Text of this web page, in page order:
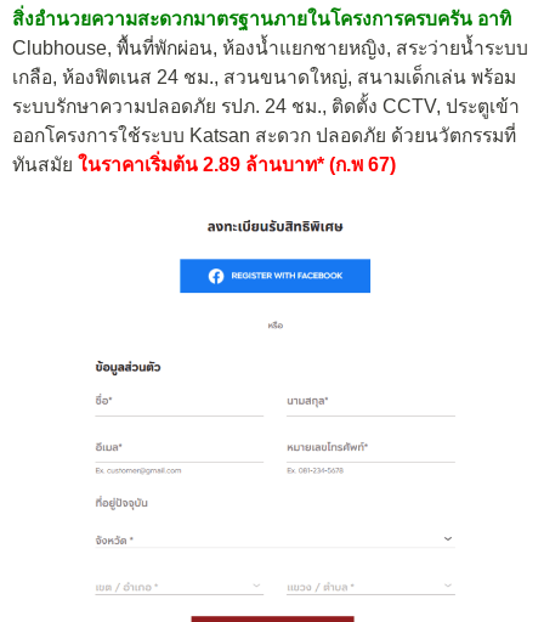
สิ่งอำนวยความสะดวกมาตรฐานภายในโครงการครบครัน อาทิ
Clubhouse, พื้นที่พักผ่อน, ห้องน้ำแยกชายหญิง, สระว่ายน้ำระบบ
เกลือ, ห้องฟิตเนส 24 ชม., สวนขนาดใหญ่, สนามเด็กเล่น พร้อม
ระบบรักษาความปลอดภัย รปภ. 24 ชม., ติดตั้ง CCTV, ประตูเข้า
ออกโครงการใช้ระบบ Katsan สะดวก ปลอดภัย ด้วยนวัตกรรมที่
ทันสมัย ในราคาเริ่มต้น 2.89 ล้านบาท* (ก.พ 67)